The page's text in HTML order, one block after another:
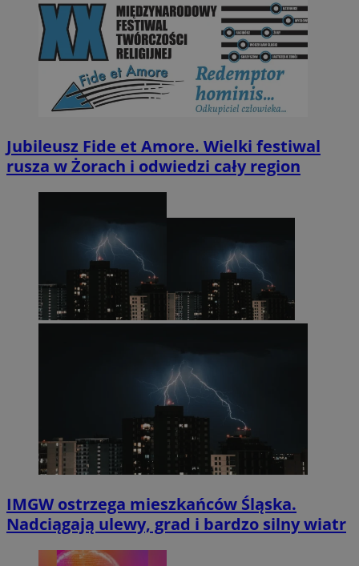
Jubileusz Fide et Amore. Wielki festiwal
rusza w Żorach i odwiedzi cały region
IMGW ostrzega mieszkańców Śląska.
Nadciągają ulewy, grad i bardzo silny wiatr